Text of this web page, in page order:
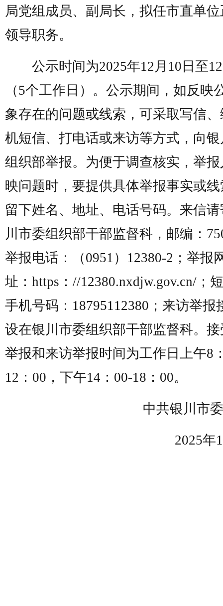
局党组成员、副局长，拟任市直单
领导职务。
公示时间为2025年12月10日至12
（5个工作日）。公示期间，如反映
象存在的问题或线索，可采取写信
机短信、打电话或来访等方式，向
组织部举报。为便于调查核实，举
映问题时，要提供具体举报事实或
留下姓名、地址、电话号码。来信
川市委组织部干部监督科，邮编：
举报电话：（0951）12380-2；举报
址：https：//12380.nxdjw.gov.cn/；
手机号码：18795112380；来访举报
设在银川市委组织部干部监督科。
举报和来访举报时间为工作日上午8
12：00，下午14：00-18：00。
中共银川市委
2025年